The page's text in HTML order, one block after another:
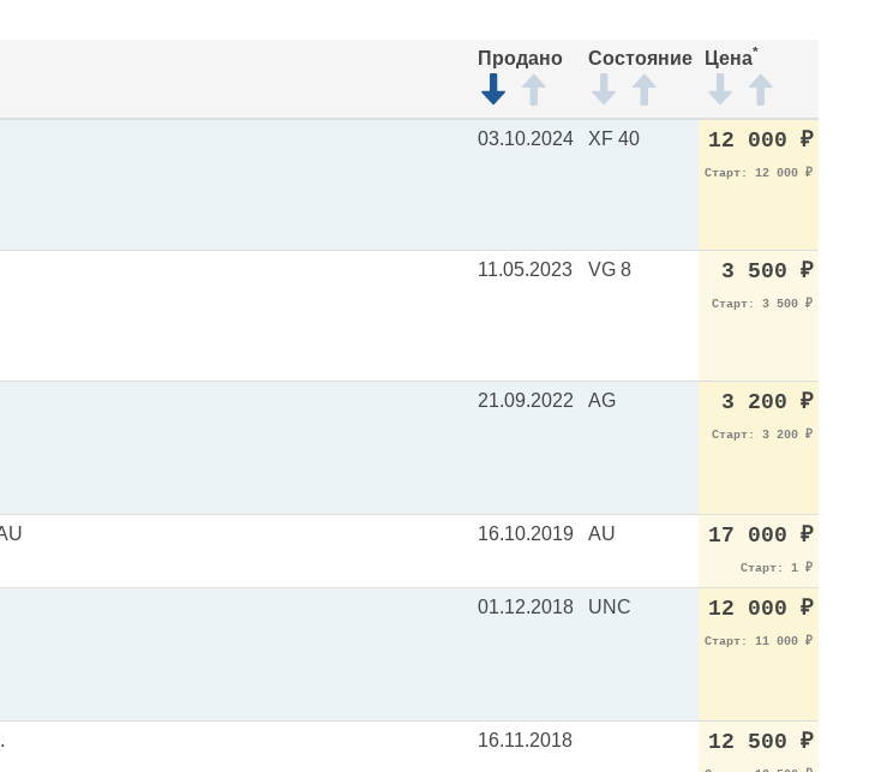
Продано Состояние Цена*
03.10.2024 XF 40 12 000 ₽
Старт: 12 000 ₽
11.05.2023 VG 8 3 500 ₽
Старт: 3 500 ₽
21.09.2022 AG 3 200 ₽
Старт: 3 200 ₽
16.10.2019 AU 17 000 ₽
Старт: 1 ₽
01.12.2018 UNC 12 000 ₽
Старт: 11 000 ₽
16.11.2018 12 500 ₽